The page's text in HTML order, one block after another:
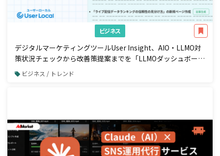
ビジネス
デジタルマーケティングツールUser Insight、AIO・LLMO対
策状況チェックから改善策提案までを「LLMOダッシュボー
ド」で一元管理
ビジネス / トレンド